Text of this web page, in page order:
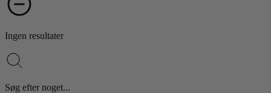
Ingen resultater
Søg efter noget...